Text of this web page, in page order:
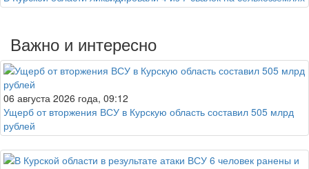
Важно и интересно
06 августа 2026 года, 09:12
Ущерб от вторжения ВСУ в Курскую область составил 505 млрд
рублей